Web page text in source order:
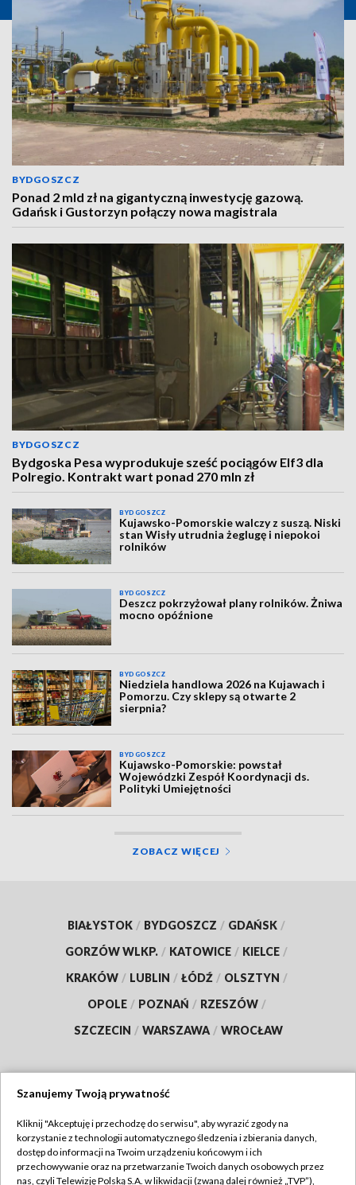
BYDGOSZCZ
Ponad 2 mld zł na gigantyczną inwestycję gazową.
Gdańsk i Gustorzyn połączy nowa magistrala
BYDGOSZCZ
Bydgoska Pesa wyprodukuje sześć pociągów Elf3 dla
Polregio. Kontrakt wart ponad 270 mln zł
BYDGOSZCZ
Kujawsko-Pomorskie walczy z suszą. Niski
stan Wisły utrudnia żeglugę i niepokoi
rolników
BYDGOSZCZ
Deszcz pokrzyżował plany rolników. Żniwa
mocno opóźnione
BYDGOSZCZ
Niedziela handlowa 2026 na Kujawach i
Pomorzu. Czy sklepy są otwarte 2
sierpnia?
BYDGOSZCZ
Kujawsko-Pomorskie: powstał
Wojewódzki Zespół Koordynacji ds.
Polityki Umiejętności
ZOBACZ WIĘCEJ
BIAŁYSTOK / BYDGOSZCZ / GDAŃSK /
GORZÓW WLKP. / KATOWICE / KIELCE /
KRAKÓW / LUBLIN / ŁÓDŹ / OLSZTYN /
OPOLE / POZNAŃ / RZESZÓW /
SZCZECIN / WARSZAWA / WROCŁAW
TVP
Abonament TVP
Regulamin TVP
Szanujemy Twoją prywatność
Kliknij "Akceptuję i przechodzę do serwisu", aby wyrazić zgody na
korzystanie z technologii automatycznego śledzenia i zbierania danych,
dostęp do informacji na Twoim urządzeniu końcowym i ich
przechowywanie oraz na przetwarzanie Twoich danych osobowych przez
nas, czyli Telewizję Polską S.A. w likwidacji (zwaną dalej również „TVP”),